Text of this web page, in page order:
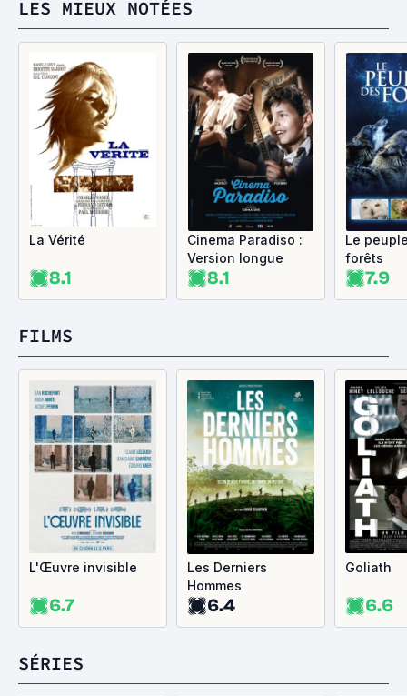
LES MIEUX NOTÉES
La Vérité
8.1
Cinema Paradiso :
Version longue
8.1
Le
forêts
7.9
FILMS
L'Œuvre invisible
6.7
Les Derniers
Hommes
6.4
Goliath
6.6
SÉRIES